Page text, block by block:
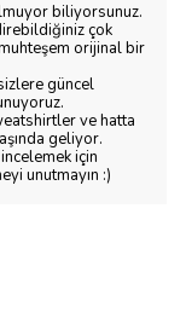
biliyorsunuz.
çok
orijinal bir
güncel
ve hatta
geliyor.
için
unutmayın :)